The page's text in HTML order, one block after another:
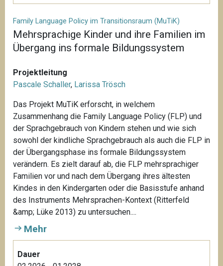
Family Language Policy im Transitionsraum (MuTiK)
Mehrsprachige Kinder und ihre Familien im
Übergang ins formale Bildungssystem
Projektleitung
Pascale Schaller, Larissa Trösch
Das Projekt MuTiK erforscht, in welchem
Zusammenhang die Family Language Policy (FLP) und
der Sprachgebrauch von Kindern stehen und wie sich
sowohl der kindliche Sprachgebrauch als auch die FLP in
der Übergangsphase ins formale Bildungssystem
verändern. Es zielt darauf ab, die FLP mehrsprachiger
Familien vor und nach dem Übergang ihres ältesten
Kindes in den Kindergarten oder die Basisstufe anhand
des Instruments Mehrsprachen-Kontext (Ritterfeld
&amp; Lüke 2013) zu untersuchen....
Mehr
Dauer